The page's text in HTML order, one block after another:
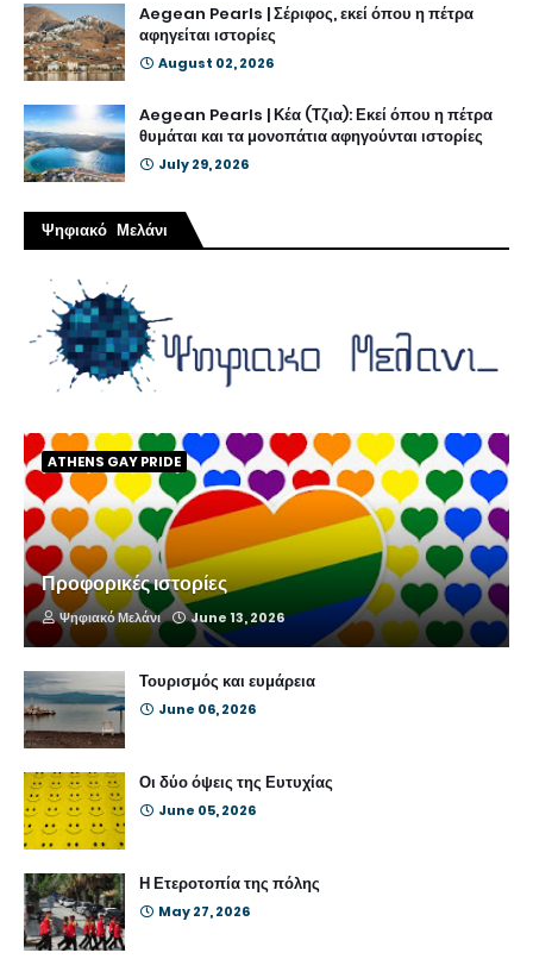
Aegean Pearls | Σέριφος, εκεί όπου η πέτρα
αφηγείται ιστορίες
August 02, 2026
Aegean Pearls | Κέα (Τζια): Εκεί όπου η πέτρα
θυμάται και τα μονοπάτια αφηγούνται ιστορίες
July 29, 2026
Ψηφιακό Μελάνι
ATHENS GAY PRIDE
Προφορικές ιστορίες
Ψηφιακό Μελάνι June 13, 2026
Τουρισμός και ευμάρεια
June 06, 2026
Οι δύο όψεις της Ευτυχίας
June 05, 2026
Η Ετεροτοπία της πόλης
May 27, 2026